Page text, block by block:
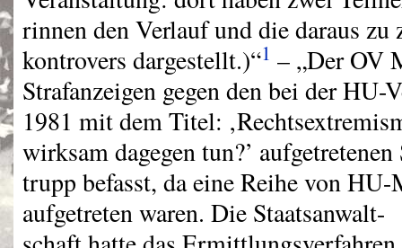
rinnen den Verlauf und die daraus zu
kontrovers dargestellt.)“1 – „Der OV
Strafanzeigen gegen den bei der
1981 mit dem Titel:
wirksam dagegen tun?’ aufgetretenen
trupp befasst, da eine Reihe von
aufgetreten waren. Die Staatsanwalt-